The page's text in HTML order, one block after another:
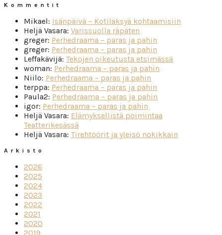
Kommentit
Mikael: Isänpäivä – Kotiläksyä kohtaamisiin
Heljä Vasara: Varissuolla räpäten
greger: Perhedraama – paras ja pahin
greger: Perhedraama – paras ja pahin
Leffakävijä: Tekojen oikeutusta etsimässä
woman: Perhedraama – paras ja pahin
Niilo: Perhedraama – paras ja pahin
terppa: Perhedraama – paras ja pahin
Paula2: Perhedraama – paras ja pahin
igor: Perhedraama – paras ja pahin
Heljä Vasara: Elämyksellistä poimintaa
Teatterikesässä
Heljä Vasara: Tirehtöörit ja yleisö nokikkain
Arkisto
2026
2025
2024
2023
2022
2021
2020
2019